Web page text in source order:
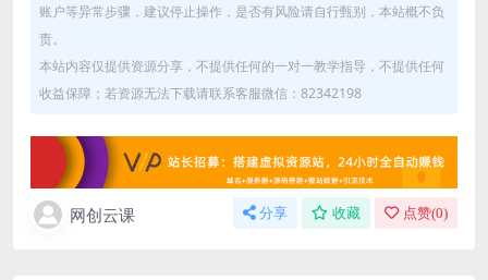
账户等异常步骤，建议停止操作，是否有风险请自行甄别，本站概不负
责。
本站内容仅提供资源分享，不提供任何的一对一教学指导，不提供任何
收益保障；若资源无法下载请联系客服微信：82342198
网创云课 分享 收藏 点赞(0)